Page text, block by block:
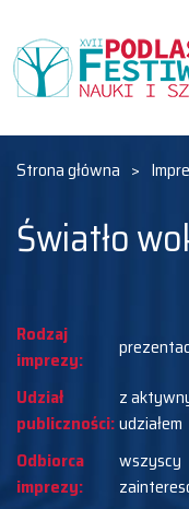
Strona główna >
Światło
Rodzaj
imprezy:
Udział
publiczności:
z
udziałem
Odbiorca
imprezy:
wszyscy